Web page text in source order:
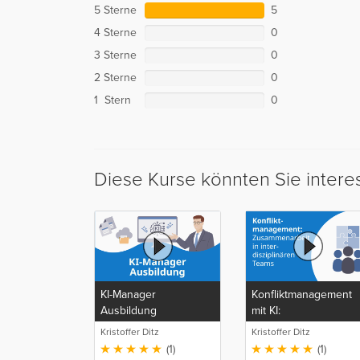
5 Sterne
5
4 Sterne
0
3 Sterne
0
2 Sterne
0
1 Stern
0
Diese Kurse könnten Sie
KI-Manager
Ausbildung
Kristoffer Ditz
(1)
Konfliktmanagement
mit KI:
Zusammenarbeit in
interdisziplinären
Kristoffer Ditz
(1)